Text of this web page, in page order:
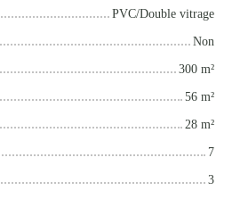
PVC/Double vitrage
Non
300 m²
56 m²
28 m²
7
3